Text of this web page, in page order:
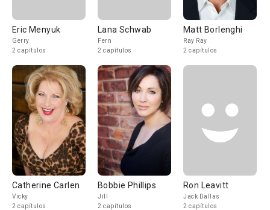
Eric Menyuk
Gerry
2 capítulos
Lana Schwab
Fern
2 capítulos
Matt Borlenghi
Ray Ray
2 capítulos
Catherine Carlen
Vicky
2 capítulos
Bobbie Phillips
Jill
2 capítulos
Ron Leavitt
Jack Dallas
2 capítulos